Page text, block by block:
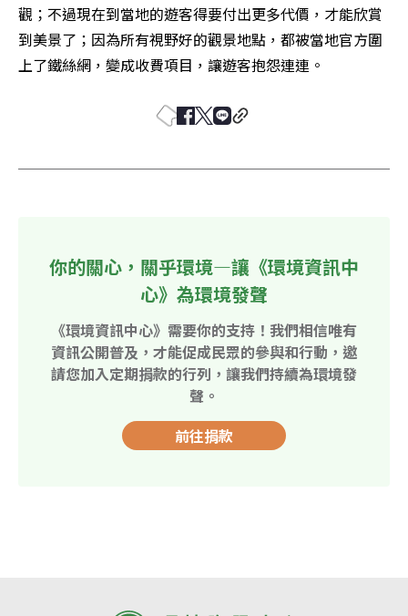
觀；不過現在到當地的遊客得要付出更多代價，才能欣賞
到美景了；因為所有視野好的觀景地點，都被當地官方圍
上了鐵絲網，變成收費項目，讓遊客抱怨連連。
你的關心，關乎環境—讓《環境資訊中
心》為環境發聲
《環境資訊中心》需要你的支持！我們相信唯有
資訊公開普及，才能促成民眾的參與和行動，邀
請您加入定期捐款的行列，讓我們持續為環境發
聲。
前往捐款